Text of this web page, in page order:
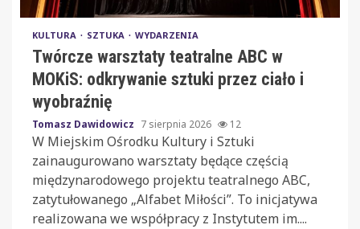
KULTURA SZTUKA WYDARZENIA
Twórcze warsztaty teatralne ABC w
MOKiS: odkrywanie sztuki przez ciało i
wyobraźnię
Tomasz Dawidowicz 7 sierpnia 2026 12
W Miejskim Ośrodku Kultury i Sztuki
zainaugurowano warsztaty będące częścią
międzynarodowego projektu teatralnego ABC,
zatytułowanego „Alfabet Miłości”. To inicjatywa
realizowana we współpracy z Instytutem im....